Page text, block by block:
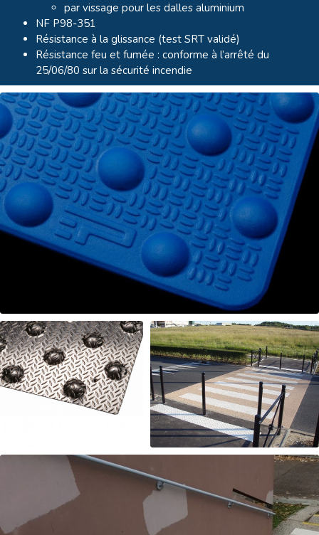
par vissage pour les dalles aluminium
NF P98-351
Résistance à la glissance (test SRT validé)
Résistance feu et fumée : conforme à l’arrêté du
25/06/80 sur la sécurité incendie